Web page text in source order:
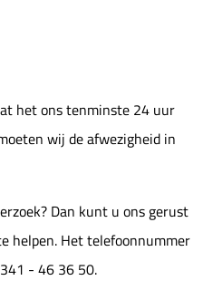
het ons tenminste 24 uur
wij de afwezigheid in
Dan kunt u ons gerust
helpen. Het telefoonnummer
- 46 36 50.